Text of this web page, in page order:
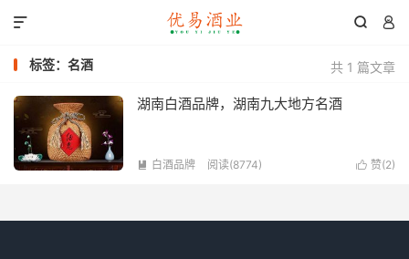
 

共 1 篇文章
标签：名酒
湖南白酒品牌，湖南九大地方名酒
 赞(2)
 白酒品牌 阅读(8774)